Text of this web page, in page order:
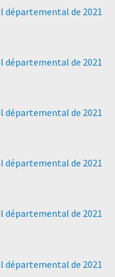
départemental de 2021
départemental de 2021
départemental de 2021
départemental de 2021
départemental de 2021
départemental de 2021